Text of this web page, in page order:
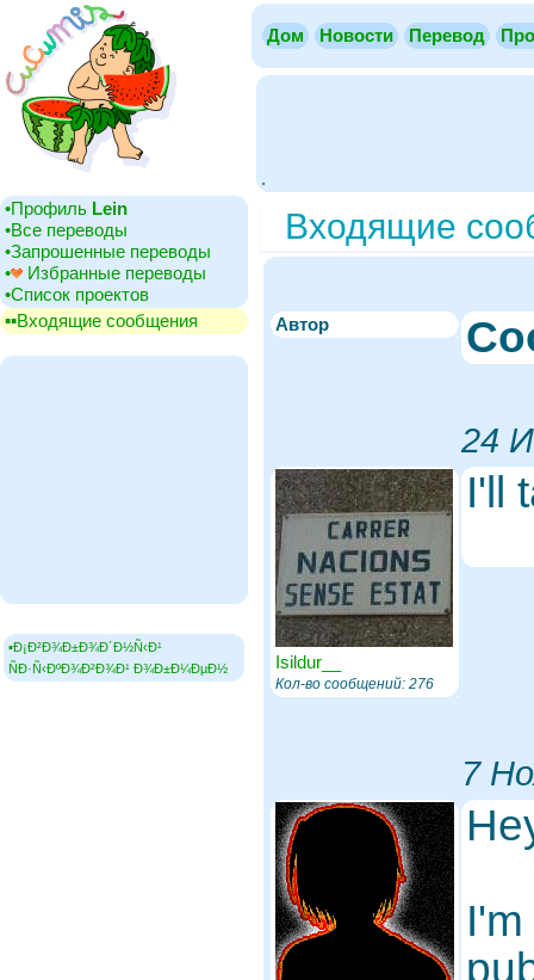
Дом Новости Перевод
.
•‎Профиль Lein
•‎Все переводы
•‎Запрошенные переводы
•‎
Избранные переводы
•‎Cписок проектов
▪▪‎Входящие сообщения
▪Ð¡Ð²Ð¾Ð±Ð¾Ð´Ð½Ñ‹Ð¹
ÑÐ·Ñ‹ÐºÐ¾Ð²Ð¾Ð¹ Ð¾Ð±Ð¼ÐµÐ½
Входящие
Автор
24
Isildur__
Кол-во сообщений: 276
I'll
7